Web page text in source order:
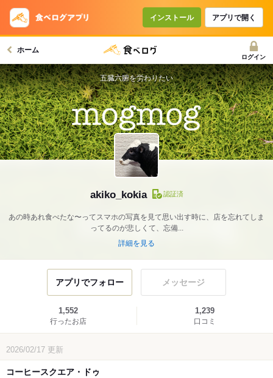
インストール アプリで開く
ホーム
ログイン
akiko_kokia 認証済
あの時あれ食べたな〜ってスマホの写真を見て思い出す時に、店を忘れてしま
ってるのが悲しくて、忘備...
詳細を見る
五臓六腑を労わりたい
アプリでフォロー メッセージ
1,552
行ったお店
1,239
口コミ
2026/02/17 更新
コーヒースクエア・ドゥ